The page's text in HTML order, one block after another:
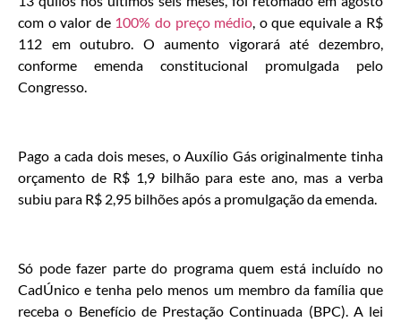
com o valor de 100% do preço médio, o que equivale a R$
112 em outubro. O aumento vigorará até dezembro,
conforme emenda constitucional promulgada pelo
Congresso.
Pago a cada dois meses, o Auxílio Gás originalmente tinha
orçamento de R$ 1,9 bilhão para este ano, mas a verba
subiu para R$ 2,95 bilhões após a promulgação da emenda.
Só pode fazer parte do programa quem está incluído no
CadÚnico e tenha pelo menos um membro da família que
receba o Benefício de Prestação Continuada (BPC). A lei